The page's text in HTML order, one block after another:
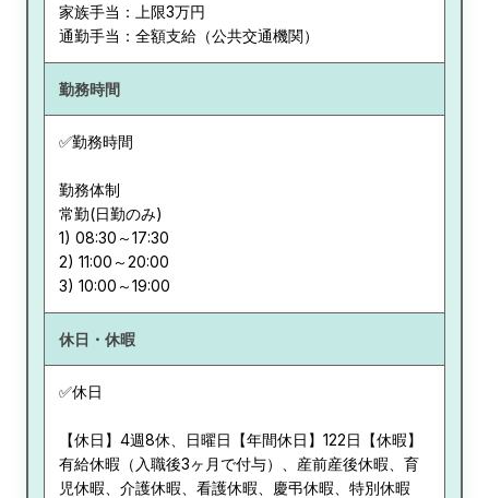
家族手当：上限3万円
通勤手当：全額支給（公共交通機関）
勤務時間
✅勤務時間
勤務体制
常勤(日勤のみ)
1) 08:30～17:30
2) 11:00～20:00
休日・休暇
✅休日
【休日】4週8休、日曜日【年間休日】122日【休暇】
有給休暇（入職後3ヶ月で付与）、産前産後休暇、育
児休暇、介護休暇、看護休暇、慶弔休暇、特別休暇